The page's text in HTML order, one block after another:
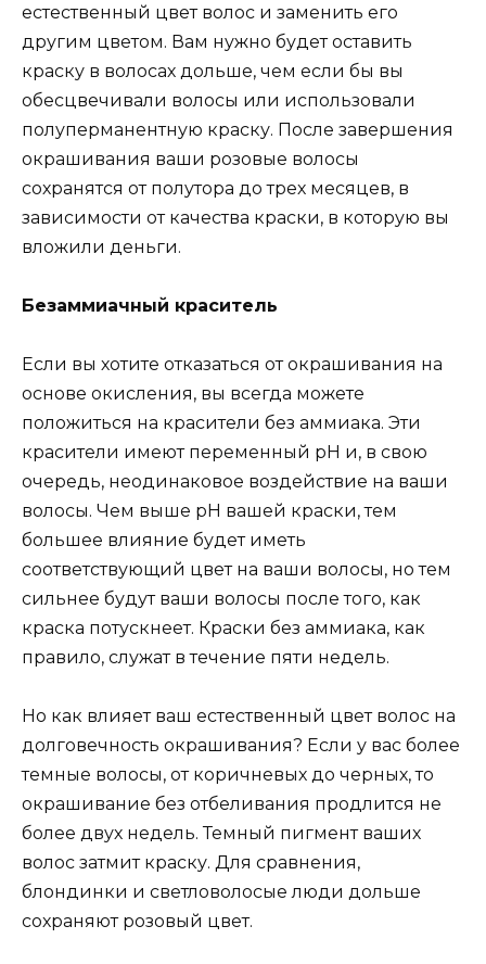
естественный цвет волос и заменить его
другим цветом. Вам нужно будет оставить
краску в волосах дольше, чем если бы вы
обесцвечивали волосы или использовали
полуперманентную краску. После завершения
окрашивания ваши розовые волосы
сохранятся от полутора до трех месяцев, в
зависимости от качества краски, в которую вы
вложили деньги.
Безаммиачный краситель
Если вы хотите отказаться от окрашивания на
основе окисления, вы всегда можете
положиться на красители без аммиака. Эти
красители имеют переменный pH и, в свою
очередь, неодинаковое воздействие на ваши
волосы. Чем выше pH вашей краски, тем
большее влияние будет иметь
соответствующий цвет на ваши волосы, но тем
сильнее будут ваши волосы после того, как
краска потускнеет. Краски без аммиака, как
правило, служат в течение пяти недель.
Но как влияет ваш естественный цвет волос на
долговечность окрашивания? Если у вас более
темные волосы, от коричневых до черных, то
окрашивание без отбеливания продлится не
более двух недель. Темный пигмент ваших
волос затмит краску. Для сравнения,
блондинки и светловолосые люди дольше
сохраняют розовый цвет.